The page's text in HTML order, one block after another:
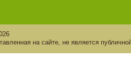
на сайте, не является